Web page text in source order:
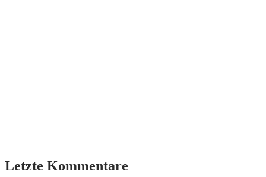
Letzte Kommentare